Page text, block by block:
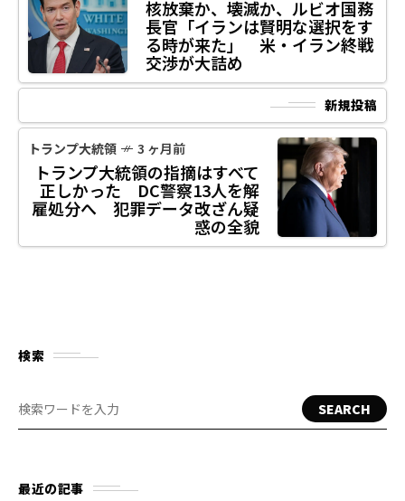
核放棄か、壊滅か、ルビオ国務
長官「イランは賢明な選択をす
る時が来た」 米・イラン終戦
交渉が大詰め
新規投稿
トランプ大統領 3 ヶ月前
トランプ大統領の指摘はすべて
正しかった DC警察13人を解
雇処分へ 犯罪データ改ざん疑
惑の全貌
検索
SEARCH
最近の記事